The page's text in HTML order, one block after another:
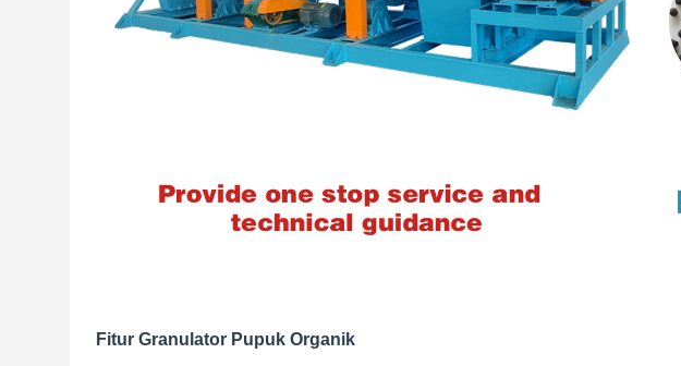
Fitur Granulator Pupuk Organik